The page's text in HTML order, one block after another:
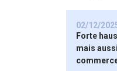
02/12/
Forte
mais